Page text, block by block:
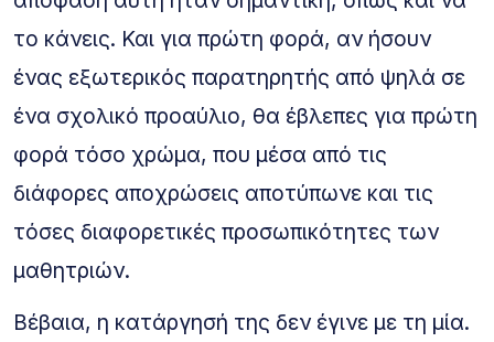
το κάνεις. Και για πρώτη φορά, αν ήσουν
ένας εξωτερικός παρατηρητής από ψηλά σε
ένα σχολικό προαύλιο, θα έβλεπες για πρώτη
φορά τόσο χρώμα, που μέσα από τις
διάφορες αποχρώσεις αποτύπωνε και τις
τόσες διαφορετικές προσωπικότητες των
μαθητριών.
Βέβαια, η κατάργησή της δεν έγινε με τη μία.